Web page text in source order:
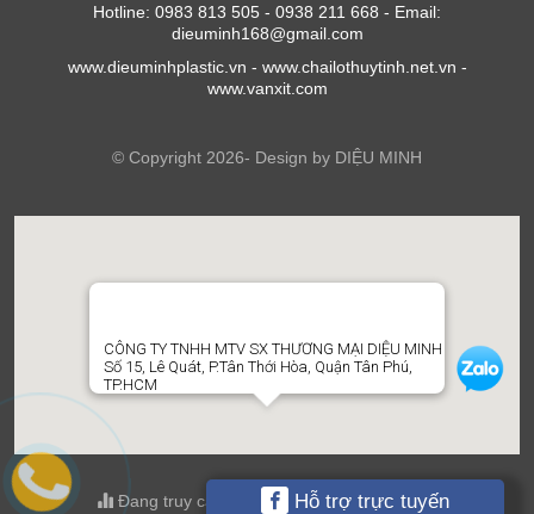
Hotline: 0983 813 505 - 0938 211 668 - Email:
dieuminh168@gmail.com
www.dieuminhplastic.vn - www.chailothuytinh.net.vn -
www.vanxit.com
© Copyright 2026- Design by DIỆU MINH
CÔNG TY TNHH MTV SX THƯƠNG MẠI DIỆU MINH
Số 15, Lê Quát, P.Tân Thới Hòa, Quận Tân Phú,
TP.HCM
Đang truy cập : 1 ; Tổng truy cập : 606473
Hỗ trợ trực tuyến